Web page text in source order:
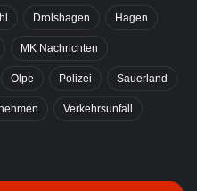
Drolshagen Hagen
MK Nachrichten
Olpe Polizei Sauerland
Verkehrsunfall